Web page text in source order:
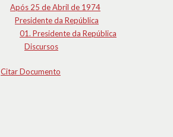
Após 25 de Abril de 1974
Presidente da República
01. Presidente da República
Discursos
Citar Documento